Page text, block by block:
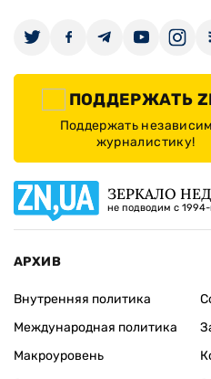
ПОДДЕРЖАТЬ
Поддержать
журналистику!
ЗЕРКАЛО
не подводим с 1994-
АРХИВ
Внутренняя политика
Международная политика
Макроуровень